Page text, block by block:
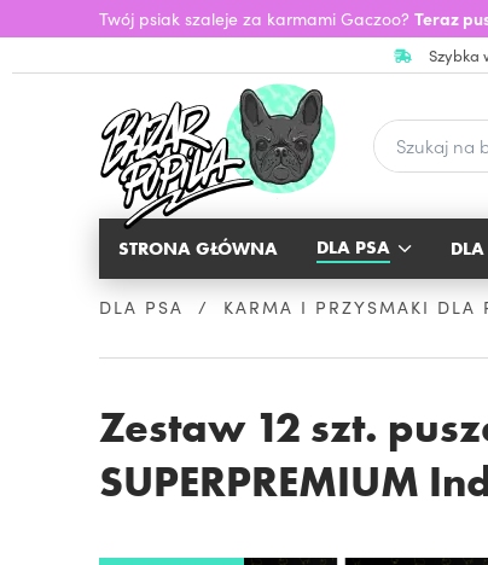
Twój psiak szaleje za karmami Gaczoo? Teraz
Szybka
STRONA GŁÓWNA DLA PSA
DLA PSA KARMA I PRZYSMAKI DLA
Zestaw 12 szt.
SUPERPREMIUM